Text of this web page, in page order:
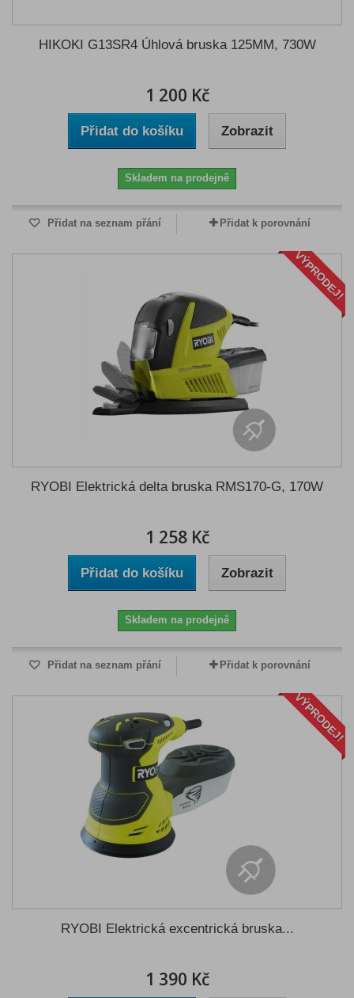
HIKOKI G13SR4 Úhlová bruska 125MM, 730W
1 200 Kč
Přidat do košíku Zobrazit
Skladem na prodejně
Přidat na seznam přání Přidat k porovnání
VÝPRODEJ!
RYOBI Elektrická delta bruska RMS170-G, 170W
1 258 Kč
Přidat do košíku Zobrazit
Skladem na prodejně
Přidat na seznam přání Přidat k porovnání
VÝPRODEJ!
RYOBI Elektrická excentrická bruska...
1 390 Kč